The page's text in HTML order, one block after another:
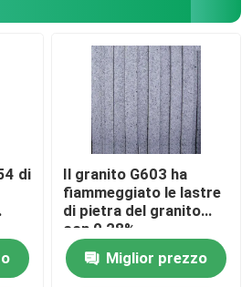
di
Il granito G603 ha
fiammeggiato le lastre
di pietra del granito
con 0,28%
assorbimenti di acqua
Miglior prezzo